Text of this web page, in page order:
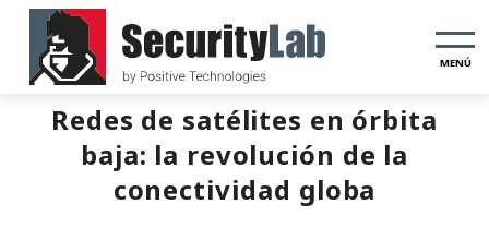
MENÚ
Redes de satélites en órbita
baja: la revolución de la
conectividad globa